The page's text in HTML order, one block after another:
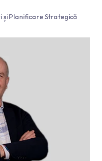
și Planificare Strategică